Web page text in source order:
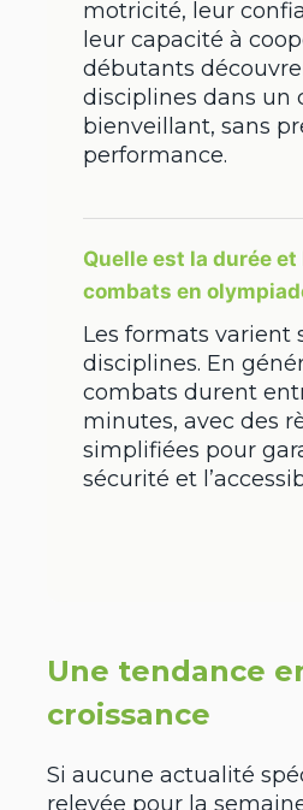
motricité, leur
leur capacité à
débutants
disciplines dans un
bienveillant, sans
performance.
Quelle est la durée
combats en
Les formats varient
disciplines. En
combats durent
minutes, avec des
simplifiées pour
sécurité et
Une tendance
croissance
Si aucune actualité
relevée pour la